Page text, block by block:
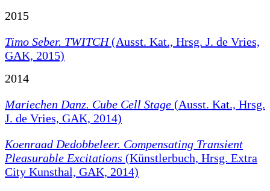
2015
Timo Seber. TWITCH(Ausst. Kat., Hrsg. J. de Vries,
GAK, 2015)
2014
Mariechen Danz. Cube Cell Stage (Ausst. Kat., Hrsg.
J. de Vries, GAK, 2014)
Koenraad Dedobbeleer. Compensating Transient
Pleasurable Excitations (Künstlerbuch, Hrsg. Extra
City Kunsthal, GAK, 2014)